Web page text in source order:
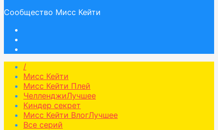
Сообщество Мисс Кейти
/
Мисс Кейти
Мисс Кейти Плей
ЧелленджиЛучшее
Киндер секрет
Мисс Кейти ВлогЛучшее
Все серий